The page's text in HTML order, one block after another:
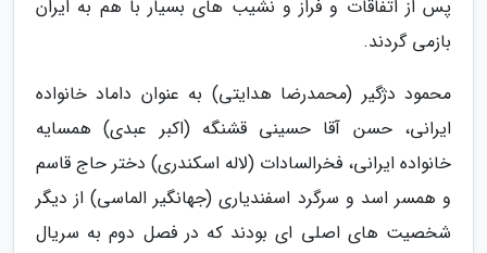
پس از اتفاقات و فراز و نشیب های بسیار با هم به ایران
بازمی گردند.
محمود دژگیر (محمدرضا هدایتی) به عنوان داماد خانواده
ایرانی، حسن آقا حسینی قشنگه (اکبر عبدی) همسایه
خانواده ایرانی، فخرالسادات (لاله اسکندری) دختر حاج قاسم
و همسر اسد و سرگرد اسفندیاری (جهانگیر الماسی) از دیگر
شخصیت های اصلی ای بودند که در فصل دوم به سریال